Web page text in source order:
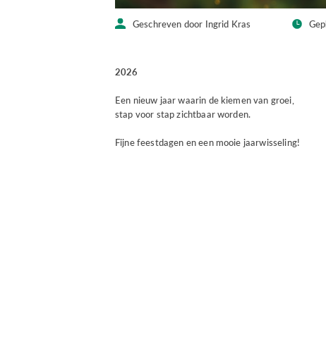
Geschreven door Ingrid Kras
2026
Een nieuw jaar waarin de kiemen van groei,
stap voor stap zichtbaar worden.
Fijne feestdagen en een mooie jaarwisseling!